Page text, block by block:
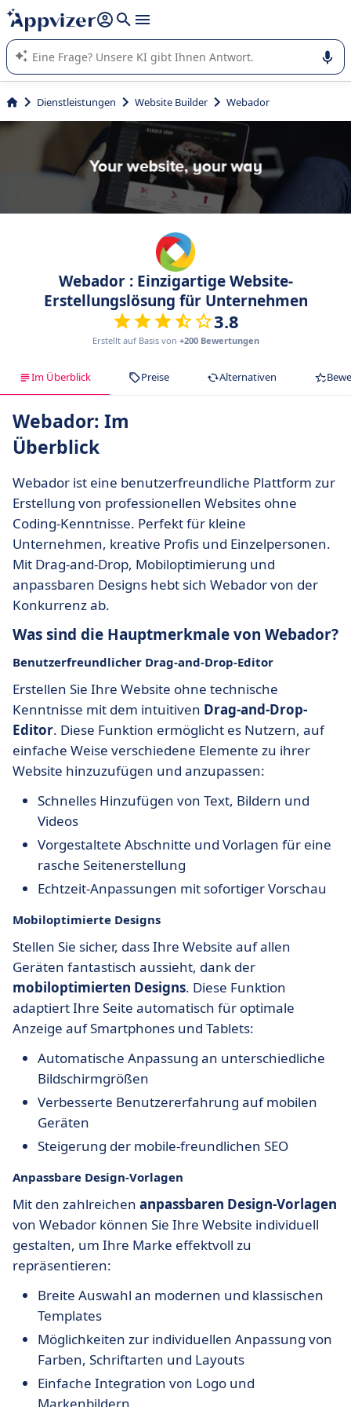
beantworten (mehrere Zeilen mit
Die KI von Appvizer führt Sie bei der Nutzung oder Auswahl
von SaaS-Software in Unternehmen.
Dienstleistungen Website Builder Webador
Webador : Einzigartige Website-
Erstellungslösung für Unternehmen
3.8
Erstellt auf Basis von +200 Bewertungen
Im Überblick Preise Alternativen
Webador: Im
Überblick
Webador ist eine benutzerfreundliche Plattform zur
Erstellung von professionellen Websites ohne
Coding-Kenntnisse. Perfekt für kleine
Unternehmen, kreative Profis und Einzelpersonen.
Mit Drag-and-Drop, Mobiloptimierung und
anpassbaren Designs hebt sich Webador von der
Konkurrenz ab.
Was sind die Hauptmerkmale von Webador?
Benutzerfreundlicher Drag-and-Drop-Editor
Erstellen Sie Ihre Website ohne technische
Kenntnisse mit dem intuitiven Drag-and-Drop-
Editor. Diese Funktion ermöglicht es Nutzern, auf
einfache Weise verschiedene Elemente zu ihrer
Website hinzuzufügen und anzupassen:
Schnelles Hinzufügen von Text, Bildern und
Videos
Vorgestaltete Abschnitte und Vorlagen für eine
rasche Seitenerstellung
Echtzeit-Anpassungen mit sofortiger Vorschau
Mobiloptimierte Designs
Stellen Sie sicher, dass Ihre Website auf allen
Geräten fantastisch aussieht, dank der
mobiloptimierten Designs. Diese Funktion
adaptiert Ihre Seite automatisch für optimale
Anzeige auf Smartphones und Tablets:
Automatische Anpassung an unterschiedliche
Bildschirmgrößen
Verbesserte Benutzererfahrung auf mobilen
Geräten
Steigerung der mobile-freundlichen SEO
Anpassbare Design-Vorlagen
Mit den zahlreichen anpassbaren Design-Vorlagen
von Webador können Sie Ihre Website individuell
gestalten, um Ihre Marke effektvoll zu
repräsentieren:
Breite Auswahl an modernen und klassischen
Templates
Möglichkeiten zur individuellen Anpassung von
Farben, Schriftarten und Layouts
Einfache Integration von Logo und